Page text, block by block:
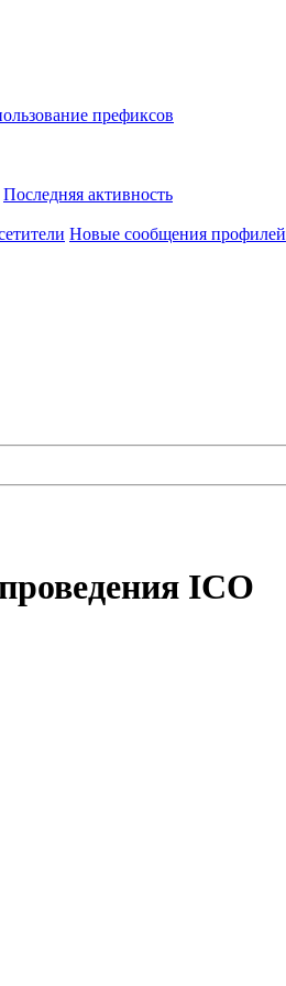
префиксов
Последняя активность
Новые сообщения профилей
ICO